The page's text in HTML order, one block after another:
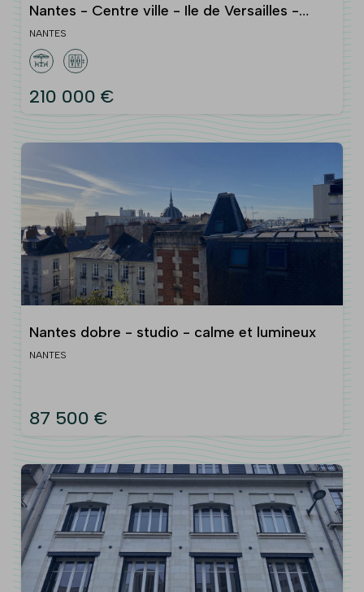
Nantes - Centre ville - Ile de Versailles -
NANTES
210 000 €
Nantes dobre - studio - calme et lumineux
NANTES
87 500 €